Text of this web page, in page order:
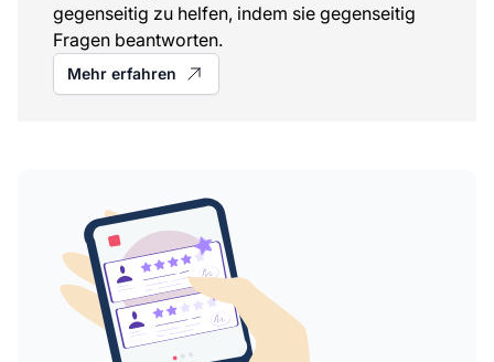
gegenseitig zu helfen, indem sie gegenseitig
Fragen beantworten.
Mehr erfahren